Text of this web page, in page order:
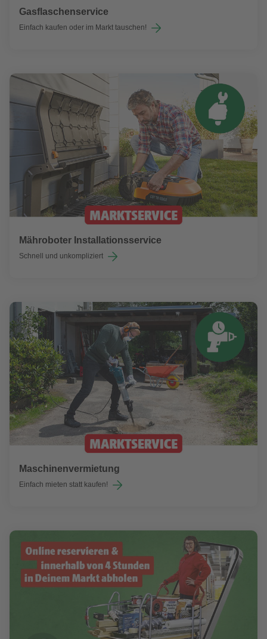
Gasflaschenservice
Einfach kaufen oder im Markt tauschen!
Mähroboter Installationsservice
Schnell und unkompliziert
Maschinenvermietung
Einfach mieten statt kaufen!